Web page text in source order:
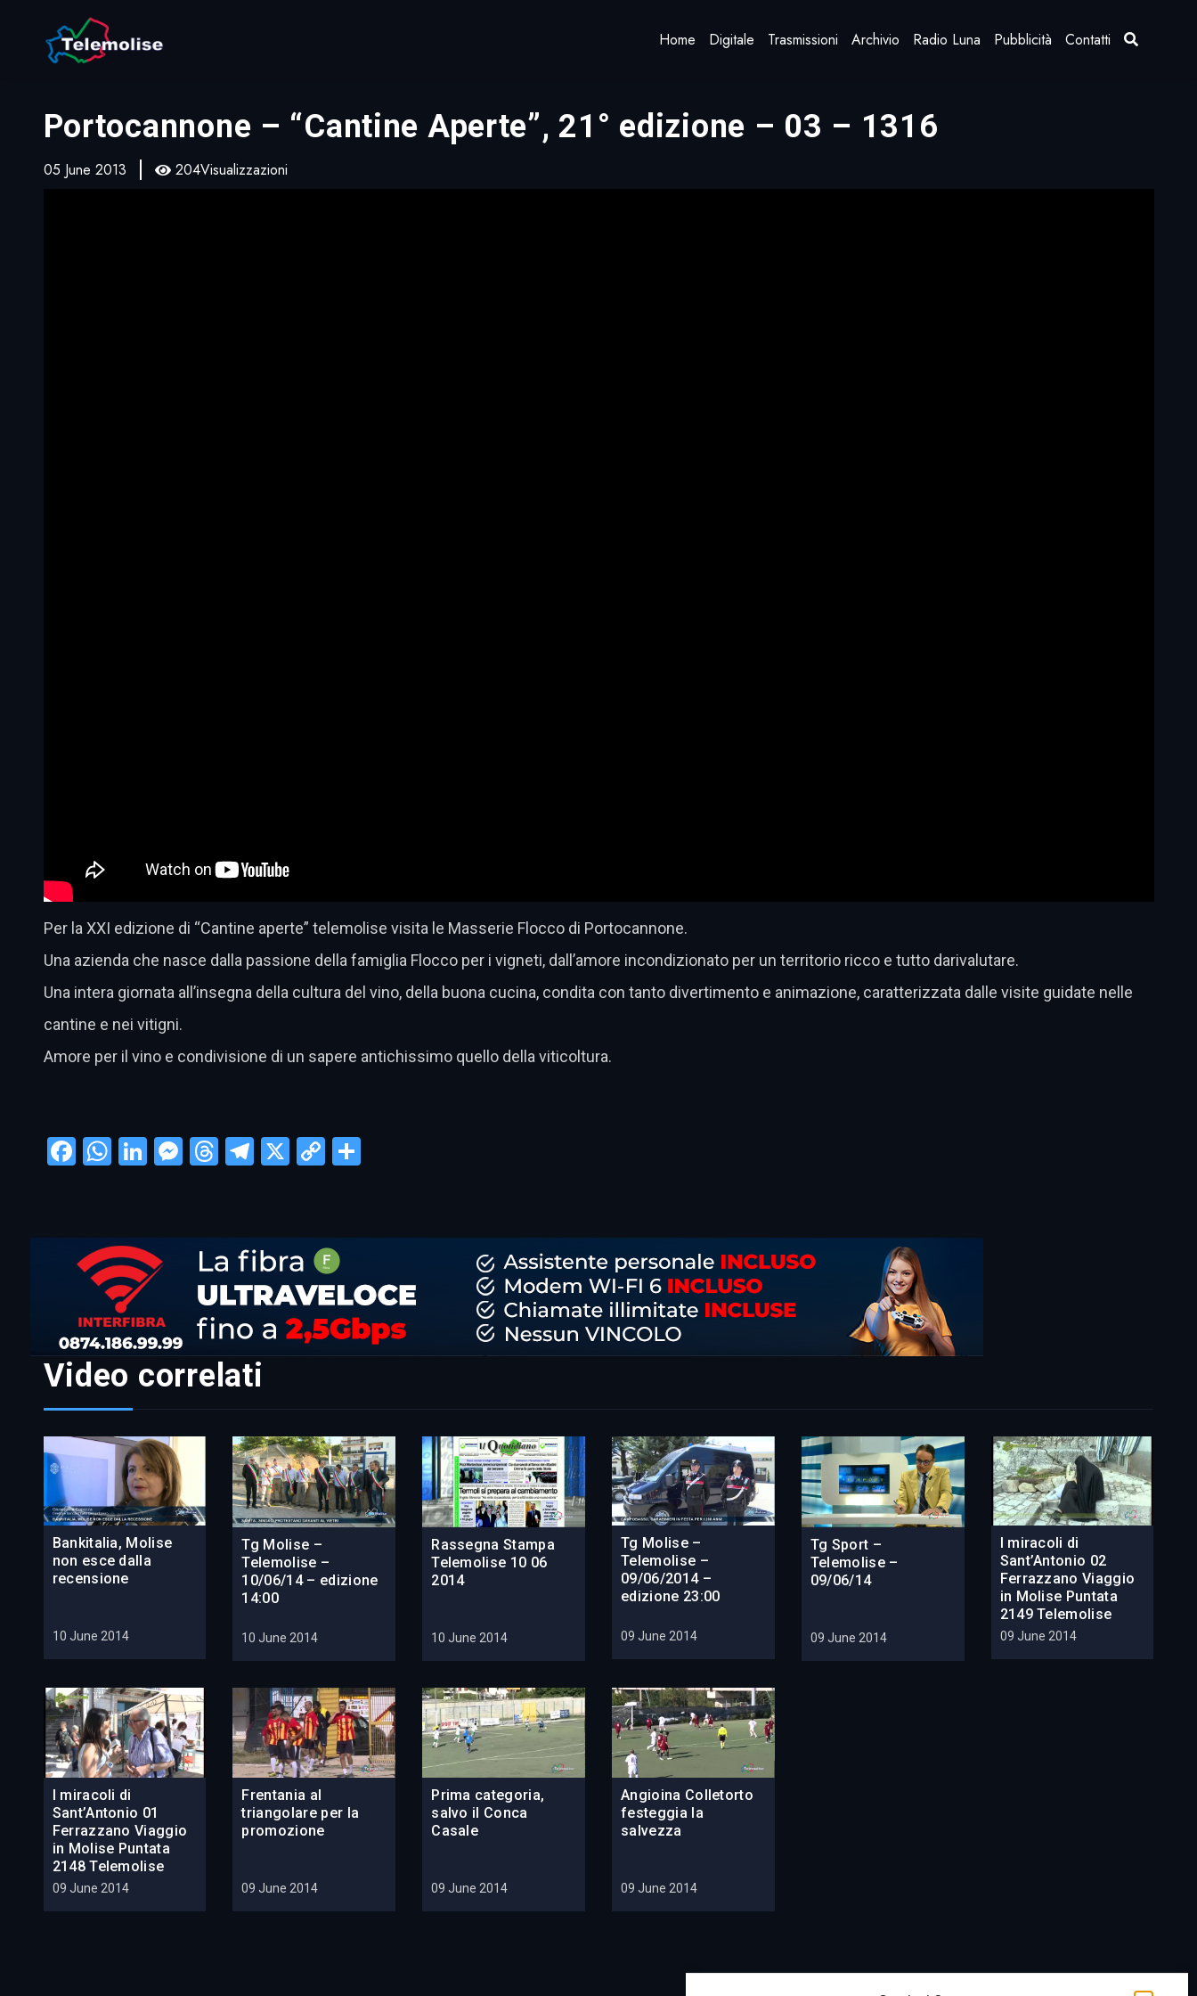
Home Digitale Trasmissioni Archivio Radio Luna Pubblicità Contatti
Portocannone – “Cantine Aperte”, 21° edizione – 03 – 1316
05 June 2013 204Visualizzazioni
Per la XXI edizione di “Cantine aperte” telemolise visita le Masserie Flocco di Portocannone.
Una azienda che nasce dalla passione della famiglia Flocco per i vigneti, dall’amore incondizionato per un territorio ricco e tutto darivalutare.
Una intera giornata all’insegna della cultura del vino, della buona cucina, condita con tanto divertimento e animazione, caratterizzata dalle visite guidate nelle
cantine e nei vitigni.
Amore per il vino e condivisione di un sapere antichissimo quello della viticoltura.
Facebook
WhatsApp
LinkedIn
Messenger
Threads
Telegram
X CopyCondividi
Video correlati
Bankitalia, Molise
non esce dalla
recensione
10 June 2014
Tg Molise –
Telemolise –
10/06/14 – edizione
14:00
10 June 2014
Rassegna Stampa
Telemolise 10 06
2014
10 June 2014
Tg Molise –
Telemolise –
09/06/2014 –
edizione 23:00
09 June 2014
Tg Sport –
Telemolise –
09/06/14
09 June 2014
I miracoli di
Sant’Antonio 02
Ferrazzano Viaggio
in Molise Puntata
2149 Telemolise
09 June 2014
I miracoli di
Sant’Antonio 01
Ferrazzano Viaggio
in Molise Puntata
2148 Telemolise
09 June 2014
Frentania al
triangolare per la
promozione
09 June 2014
Prima categoria,
salvo il Conca
Casale
09 June 2014
Angioina Colletorto
festeggia la
salvezza
09 June 2014